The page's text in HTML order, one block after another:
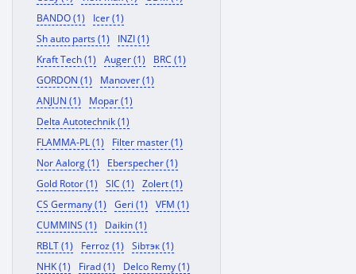
BANDO (1)
Icer (1)
Sh auto parts (1)
INZI (1)
Kraft Tech (1)
Auger (1)
BRC (1)
GORDON (1)
Manover (1)
ANJUN (1)
Mopar (1)
Delta Autotechnik (1)
FLAMMA-PL (1)
Filter master (1)
Nor Aalorg (1)
Eberspecher (1)
Gold Rotor (1)
SIC (1)
Zolert (1)
CS Germany (1)
Geri (1)
VFM (1)
CUMMINS (1)
Daikin (1)
RBLT (1)
Ferroz (1)
Sibтэк (1)
NHK (1)
Firad (1)
Delco Remy (1)